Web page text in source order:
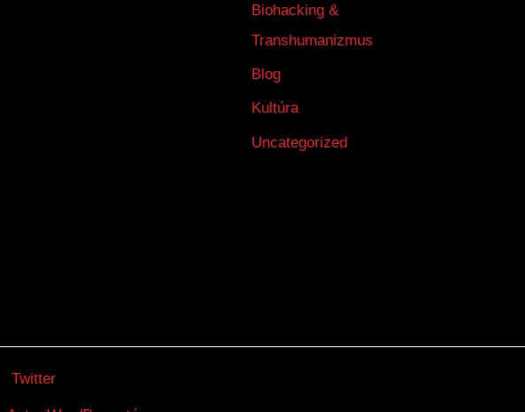
Biohacking &
Transhumanizmus
Blog
Kultúra
Uncategorized
Twitter